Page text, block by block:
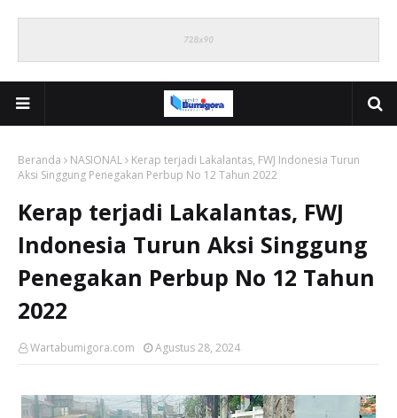
Beranda NASIONAL
Kerap terjadi Lakalantas, FWJ Indonesia Turun
Aksi Singgung Penegakan Perbup No 12 Tahun 2022
Kerap terjadi Lakalantas, FWJ
Indonesia Turun Aksi Singgung
Penegakan Perbup No 12 Tahun
2022
Wartabumigora.com Agustus 28, 2024